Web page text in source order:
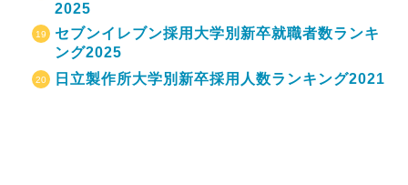
2025
セブンイレブン採用大学別新卒就職者数ランキ
ング2025
日立製作所大学別新卒採用人数ランキング2021